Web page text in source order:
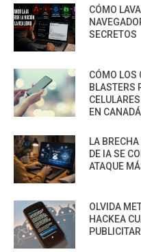
CÓMO
SECRETOS
CÓMO LOS
BLASTERS
EN CANADÁ
LA
DE IA SE
ATAQUE
OLVIDA
HACKEA